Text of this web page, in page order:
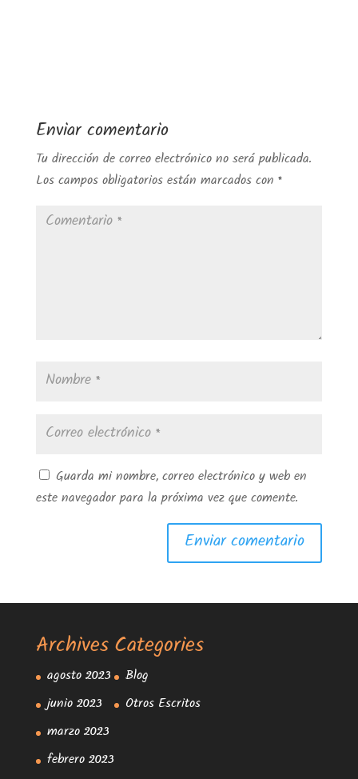
Enviar comentario
Tu dirección de correo electrónico no será publicada.
Los campos obligatorios están marcados con *
Guarda mi nombre, correo electrónico y web en
este navegador para la próxima vez que comente.
Archives
agosto 2023
junio 2023
marzo 2023
febrero 2023
Categories
Blog
Otros Escritos